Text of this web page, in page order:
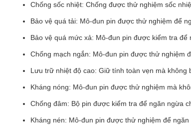
Chống sốc nhiệt: Chống được thử nghiệm sốc
Bảo vệ quá tải: Mô-đun pin được thử nghiệm để
Bảo vệ quá mức xả: Mô-đun pin được kiểm tra
Chống mạch ngắn: Mô-đun pin được thử nghiệm
Lưu trữ nhiệt độ cao: Giữ tính toàn vẹn mà không
Kháng nóng: Mô-đun pin được thử nghiệm mà
Chống đâm: Bộ pin được kiểm tra để ngăn ngừa
Kháng nén: Mô-đun pin được thử nghiệm để